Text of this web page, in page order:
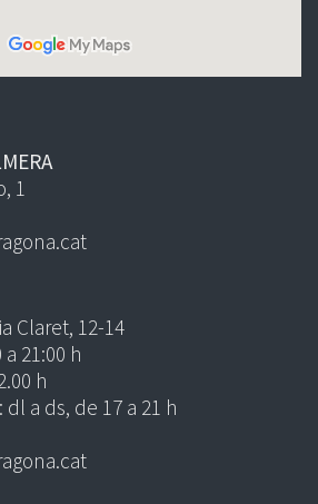
1
Claret, 12-14
21:00 h
h
a ds, de 17 a 21 h